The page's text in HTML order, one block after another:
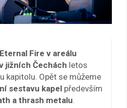
Fire v areálu
jižních Čechách letos
kapitolu. Opět se můžeme
sestavu kapel především
a thrash metalu